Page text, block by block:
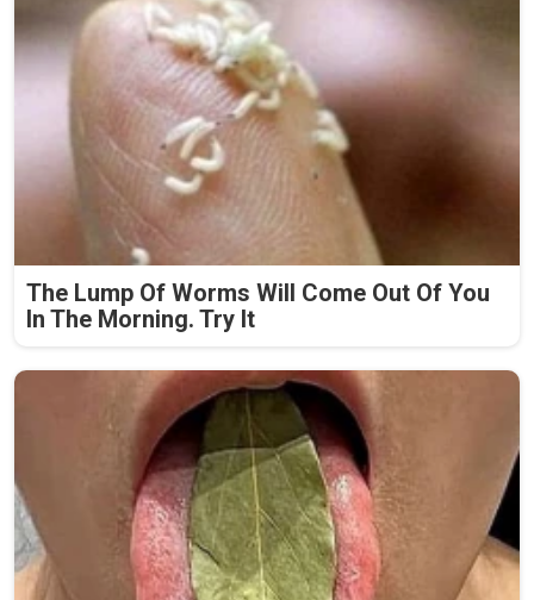
The Lump Of Worms Will Come Out Of You
In The Morning. Try It